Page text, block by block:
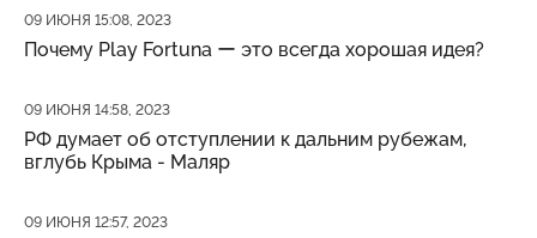
Дата публикации
09 ИЮНЯ 15:08, 2023
Почему Play Fortuna ー это всегда хорошая идея?
Дата публикации
09 ИЮНЯ 14:58, 2023
РФ думает об отступлении к дальним рубежам,
вглубь Крыма - Маляр
Дата публикации
09 ИЮНЯ 12:57, 2023